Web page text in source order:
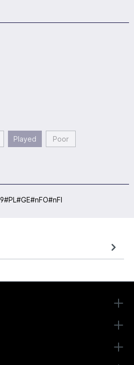
Played Poor